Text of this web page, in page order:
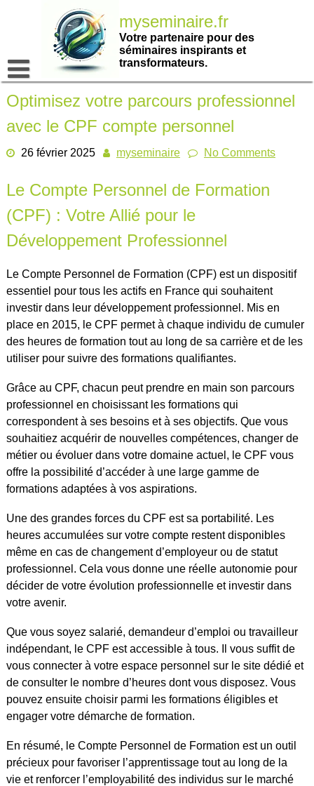
myseminaire.fr
Votre partenaire pour des
séminaires inspirants et
transformateurs.
Optimisez votre parcours professionnel
avec le CPF compte personnel
26 février 2025 myseminaire No Comments
Le Compte Personnel de Formation
(CPF) : Votre Allié pour le
Développement Professionnel
Le Compte Personnel de Formation (CPF) est un dispositif
essentiel pour tous les actifs en France qui souhaitent
investir dans leur développement professionnel. Mis en
place en 2015, le CPF permet à chaque individu de cumuler
des heures de formation tout au long de sa carrière et de les
utiliser pour suivre des formations qualifiantes.
Grâce au CPF, chacun peut prendre en main son parcours
professionnel en choisissant les formations qui
correspondent à ses besoins et à ses objectifs. Que vous
souhaitiez acquérir de nouvelles compétences, changer de
métier ou évoluer dans votre domaine actuel, le CPF vous
offre la possibilité d’accéder à une large gamme de
formations adaptées à vos aspirations.
Une des grandes forces du CPF est sa portabilité. Les
heures accumulées sur votre compte restent disponibles
même en cas de changement d’employeur ou de statut
professionnel. Cela vous donne une réelle autonomie pour
décider de votre évolution professionnelle et investir dans
votre avenir.
Que vous soyez salarié, demandeur d’emploi ou travailleur
indépendant, le CPF est accessible à tous. Il vous suffit de
vous connecter à votre espace personnel sur le site dédié et
de consulter le nombre d’heures dont vous disposez. Vous
pouvez ensuite choisir parmi les formations éligibles et
engager votre démarche de formation.
En résumé, le Compte Personnel de Formation est un outil
précieux pour favoriser l’apprentissage tout au long de la
vie et renforcer l’employabilité des individus sur le marché